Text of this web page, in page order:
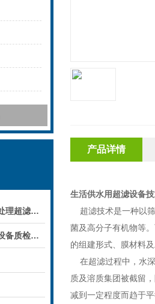
产品详情
生活供水用超滤设备
超滤技术是一种以筛
菌及高分子有机物等
的组建形式、膜材料
在超滤过程中，水深
质及溶质集团被截留
减到一定程度而趋于
如何维护和清洁山泉水处理超滤系统
湖南客户定制的纯化水设备质检后准备发货！